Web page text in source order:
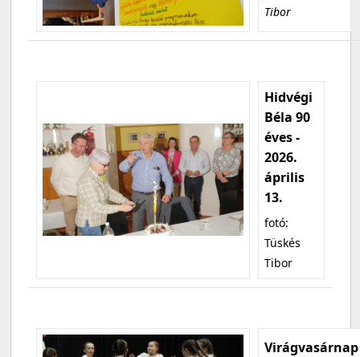
Tibor
Hidvégi
Béla 90
éves -
2026.
április
13.
fotó:
Tüskés
Tibor
Virágvasárnap